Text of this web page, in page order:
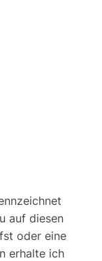
auf diesen
oder eine
erhalte ich